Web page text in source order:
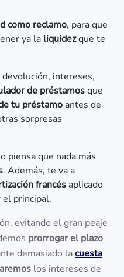
como reclamo, para que
ya la liquidezque te
intereses,
de préstamosque
tu préstamo antes de
sorpresas
piensa que nada más
. Además, te va a
francés aplicado
el principal.
evitando el gran peaje
prorrogar el plazo
demasiado lacuesta
los intereses de